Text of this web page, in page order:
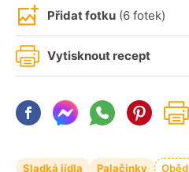
Přidat fotku (6 fotek)
Vytisknout recept
Sladká jídla Palačinky Oběd